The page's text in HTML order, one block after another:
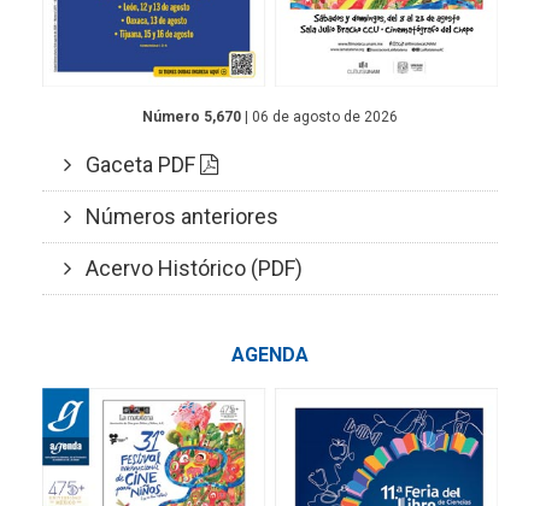
Número 5,670 | 06 de agosto de 2026
Gaceta PDF
Números anteriores
Acervo Histórico (PDF)
AGENDA